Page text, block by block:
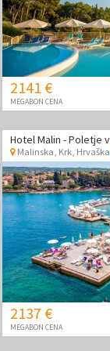
2141 €
MEGABON CENA
Malinska, Krk, Hrvaška
2137 €
MEGABON CENA